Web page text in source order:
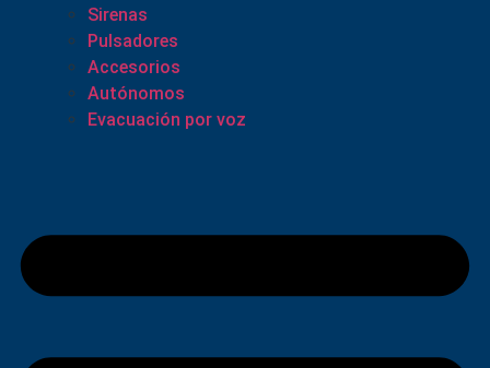
Sirenas
Pulsadores
Accesorios
Autónomos
Evacuación por voz